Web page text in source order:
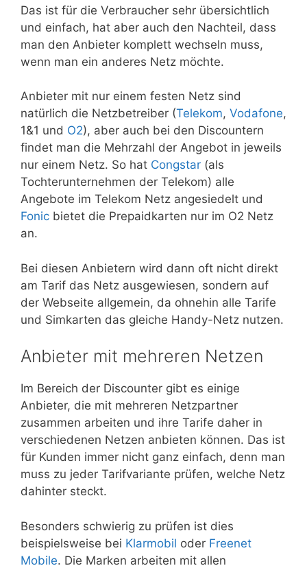
Das ist für die Verbraucher sehr übersichtlich
und einfach, hat aber auch den Nachteil, dass
man den Anbieter komplett wechseln muss,
wenn man ein anderes Netz möchte.
Anbieter mit nur einem festen Netz sind
natürlich die Netzbetreiber (Telekom, Vodafone,
1&1 und O2), aber auch bei den Discountern
findet man die Mehrzahl der Angebot in jeweils
nur einem Netz. So hat Congstar (als
Tochterunternehmen der Telekom) alle
Angebote im Telekom Netz angesiedelt und
Fonic bietet die Prepaidkarten nur im O2 Netz
an.
Bei diesen Anbietern wird dann oft nicht direkt
am Tarif das Netz ausgewiesen, sondern auf
der Webseite allgemein, da ohnehin alle Tarife
und Simkarten das gleiche Handy-Netz nutzen.
Anbieter mit mehreren Netzen
Im Bereich der Discounter gibt es einige
Anbieter, die mit mehreren Netzpartner
zusammen arbeiten und ihre Tarife daher in
verschiedenen Netzen anbieten können. Das ist
für Kunden immer nicht ganz einfach, denn man
muss zu jeder Tarifvariante prüfen, welche Netz
dahinter steckt.
Besonders schwierig zu prüfen ist dies
beispielsweise bei Klarmobil oder Freenet
Mobile. Die Marken arbeiten mit allen